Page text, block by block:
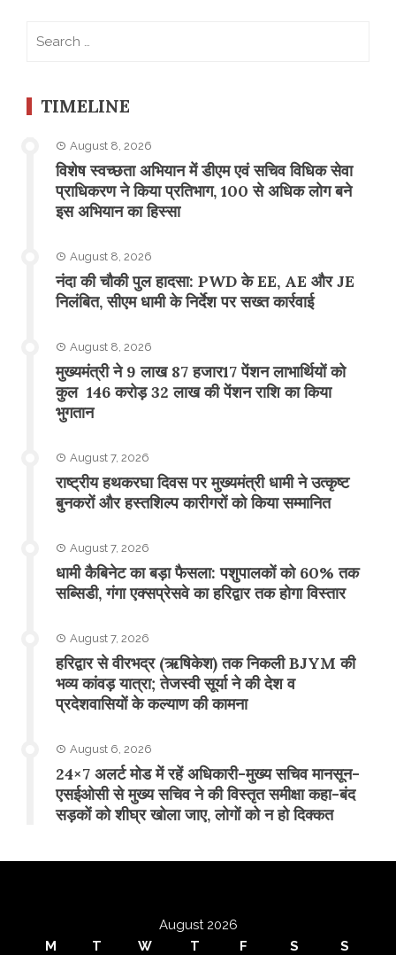
TIMELINE
August 8, 2026
विशेष स्वच्छता अभियान में डीएम एवं सचिव विधिक सेवा
प्राधिकरण ने किया प्रतिभाग, 100 से अधिक लोग बने
इस अभियान का हिस्सा
August 8, 2026
नंदा की चौकी पुल हादसा: PWD के EE, AE और JE
निलंबित, सीएम धामी के निर्देश पर सख्त कार्रवाई
August 8, 2026
मुख्यमंत्री ने 9 लाख 87 हजार17 पेंशन लाभार्थियों को
कुल 146 करोड़ 32 लाख की पेंशन राशि का किया
भुगतान
August 7, 2026
राष्ट्रीय हथकरघा दिवस पर मुख्यमंत्री धामी ने उत्कृष्ट
बुनकरों और हस्तशिल्प कारीगरों को किया सम्मानित
August 7, 2026
​धामी कैबिनेट का बड़ा फैसला: पशुपालकों को 60% तक
सब्सिडी, गंगा एक्सप्रेसवे का हरिद्वार तक होगा विस्तार
August 7, 2026
​हरिद्वार से वीरभद्र (ऋषिकेश) तक निकली BJYM की
भव्य कांवड़ यात्रा; तेजस्वी सूर्या ने की देश व
प्रदेशवासियों के कल्याण की कामना
August 6, 2026
24×7 अलर्ट मोड में रहें अधिकारी-मुख्य सचिव मानसून-
एसईओसी से मुख्य सचिव ने की विस्तृत समीक्षा कहा-बंद
सड़कों को शीघ्र खोला जाए, लोगों को न हो दिक्कत
August 2026
M
T W T F S
S